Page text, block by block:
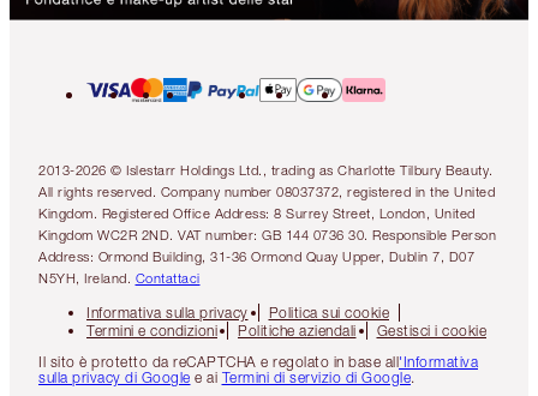
2013-2026 © Islestarr Holdings Ltd., trading as Charlotte Tilbury Beauty.
All rights reserved. Company number 08037372, registered in the United
Kingdom. Registered Office Address: 8 Surrey Street, London, United
Kingdom WC2R 2ND. VAT number: GB 144 0736 30. Responsible Person
Address: Ormond Building, 31-36 Ormond Quay Upper, Dublin 7, D07
N5YH, Ireland. Contattaci
Informativa sulla privacy
Politica sui cookie
Termini e condizioni
Politiche aziendali
Gestisci i cookie
Il sito è protetto da reCAPTCHA e regolato in base all'Informativa
sulla privacy di Google e ai Termini di servizio di Google.